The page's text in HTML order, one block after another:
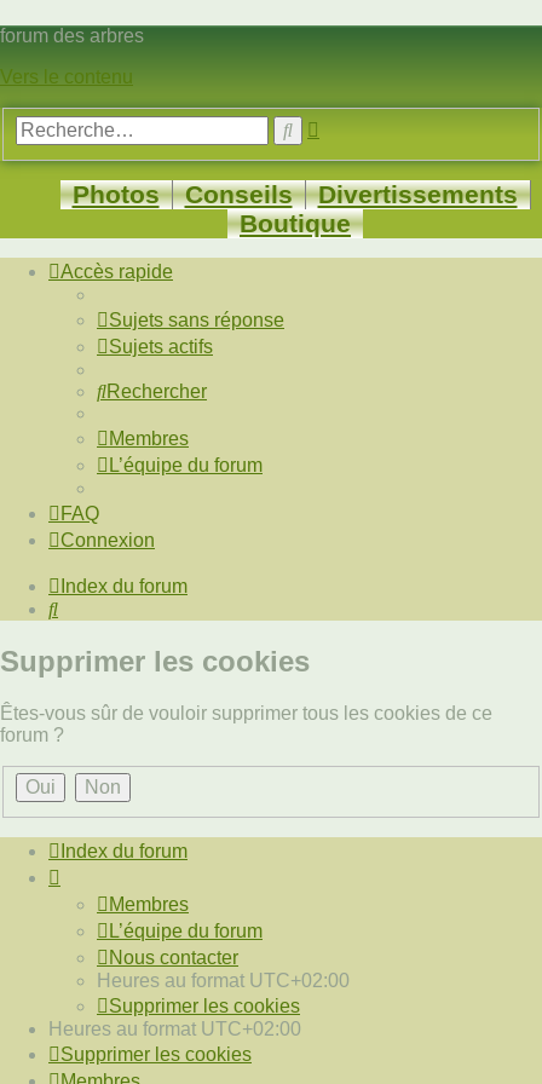
forum des arbres
Vers le contenu
Rechercher
Photos Conseils
Divertissements
Boutique
Accès rapide
Sujets sans réponse
Sujets actifs
Rechercher
Membres
L’équipe du forum
FAQ
Connexion
Index du forum
Rechercher
Supprimer les cookies
Êtes-vous sûr de vouloir supprimer tous les cookies de ce
forum ?
Index du forum
Membres
L’équipe du forum
Nous contacter
Heures au format UTC+02:00
Supprimer les cookies
Heures au format UTC+02:00
Supprimer les cookies